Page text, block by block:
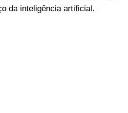
da inteligência artificial.